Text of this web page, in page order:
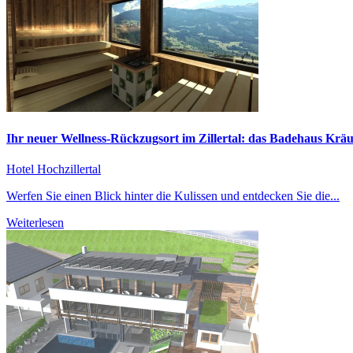
Ihr neuer Wellness-Rückzugsort im Zillertal: das Badehaus
Hotel Hochzillertal
Werfen Sie einen Blick hinter die Kulissen und entdecken Sie die...
Weiterlesen